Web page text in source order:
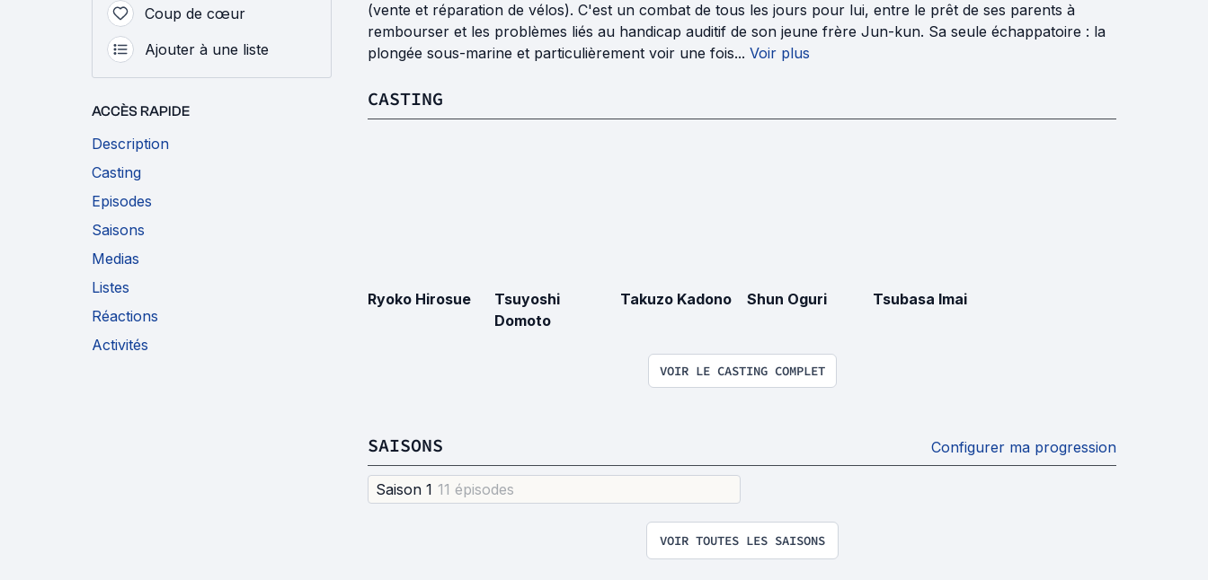
Coup de cœur
Ajouter à une liste
ACCÈS RAPIDE
Description
Casting
Episodes
Saisons
Medias
Listes
Réactions
Activités
(vente et réparation de vélos). C'est un combat de tous les jours pour lui, entre le prêt de ses parents à
rembourser et les problèmes liés au handicap auditif de son jeune frère Jun-kun. Sa seule échappatoire : la
plongée sous-marine et particulièrement voir une fois... Voir plus
CASTING
Ryoko Hirosue
Tsuyoshi
Domoto
Takuzo Kadono Shun Oguri Tsubasa Imai
VOIR LE CASTING COMPLET
SAISONS Configurer ma progression
Saison 1 11 épisodes
VOIR TOUTES LES SAISONS